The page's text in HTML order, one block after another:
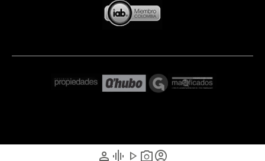
person graphic_eq play_arrow photo_cameraaccount_circle